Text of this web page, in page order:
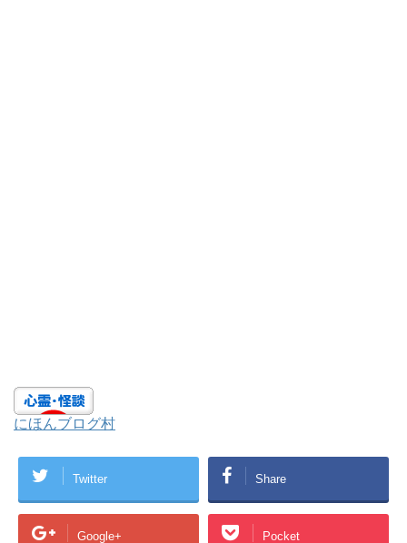
にほんブログ村
Twitter Share
Google+ Pocket